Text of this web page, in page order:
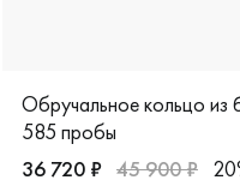
Обручальное кольцо из
585 пробы
36 720 ₽ 45 900 ₽